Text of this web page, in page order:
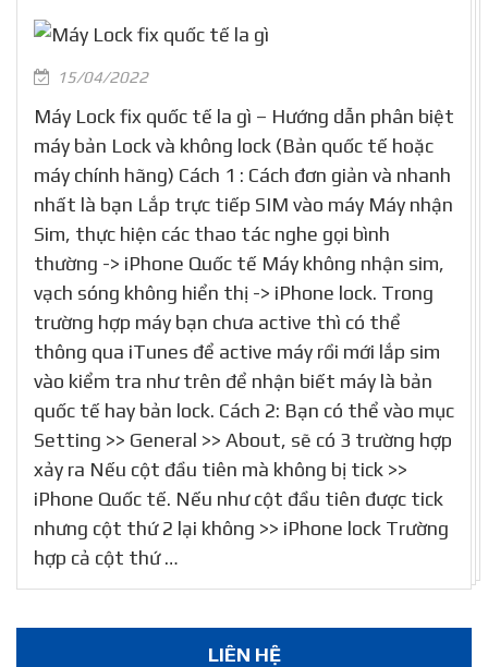
15/04/2022
Máy Lock fix quốc tế la gì – Hướng dẫn phân biệt
máy bản Lock và không lock (Bản quốc tế hoặc
máy chính hãng) Cách 1 : Cách đơn giản và nhanh
nhất là bạn Lắp trực tiếp SIM vào máy Máy nhận
Sim, thực hiện các thao tác nghe gọi bình
thường -> iPhone Quốc tế Máy không nhận sim,
vạch sóng không hiển thị -> iPhone lock. Trong
trường hợp máy bạn chưa active thì có thể
thông qua iTunes để active máy rồi mới lắp sim
vào kiểm tra như trên để nhận biết máy là bản
quốc tế hay bản lock. Cách 2: Bạn có thể vào mục
Setting >> General >> About, sẽ có 3 trường hợp
xảy ra Nếu cột đầu tiên mà không bị tick >>
iPhone Quốc tế. Nếu như cột đầu tiên được tick
nhưng cột thứ 2 lại không >> iPhone lock Trường
hợp cả cột thứ …
LIÊN HỆ